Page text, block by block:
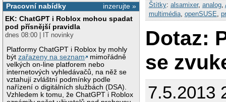
inzerujte »
Pracovní nabídky
EK: ChatGPT i Roblox mohou spadat
pod přísnější pravidla
dnes 08:00 | IT novinky
Platformy ChatGPT i Roblox by mohly
býtzařazeny na seznam
mimořádně
velkých on-line platforem nebo
internetových vyhledávačů, na něž se
vztahují zvláštní podmínky podle
nařízení o digitálních službách (DSA).
Vzhledem k tomu, že ChatGPT i Roblox
Štítky: alsamixer, analog,
multimédia, openSUSE
Dotaz:
se
7.5.2013